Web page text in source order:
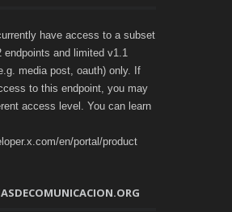
have access to a subset
endpoints and limited v1.1
media post, oauth) only. If
to this endpoint, you may
access level. You can learn
en/portal/product